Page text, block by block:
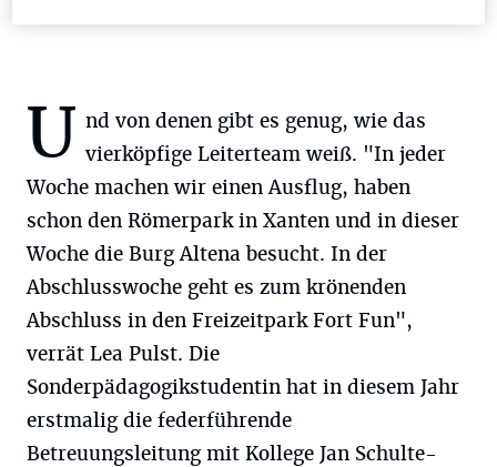
U nd von denen gibt es genug, wie das
vierköpfige Leiterteam weiß. "In jeder
Woche machen wir einen Ausflug, haben
schon den Römerpark in Xanten und in dieser
Woche die Burg Altena besucht. In der
Abschlusswoche geht es zum krönenden
Abschluss in den Freizeitpark Fort Fun",
verrät Lea Pulst. Die
Sonderpädagogikstudentin hat in diesem Jahr
erstmalig die federführende
Betreuungsleitung mit Kollege Jan Schulte-